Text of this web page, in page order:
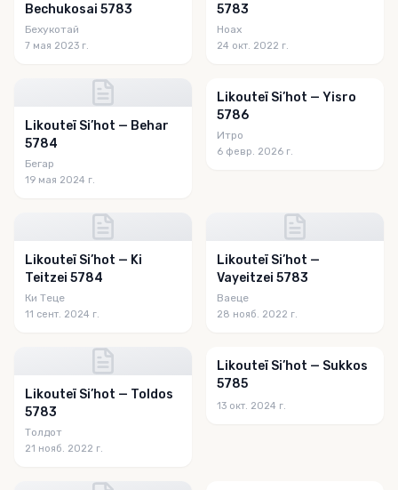
Bechukosai 5783
Бехукотай
7 мая 2023 г.
5783
Ноах
24 окт. 2022 г.
Likouteï Si’hot — Behar
5784
Бегар
19 мая 2024 г.
Likouteï Si’hot — Yisro
5786
Итро
6 февр. 2026 г.
Likouteï Si’hot — Ki
Teitzei 5784
Ки Теце
11 сент. 2024 г.
Likouteï Si’hot —
Vayeitzei 5783
Ваеце
28 нояб. 2022 г.
Likouteï Si’hot — Toldos
5783
Толдот
21 нояб. 2022 г.
Likouteï Si’hot — Sukkos
5785
13 окт. 2024 г.